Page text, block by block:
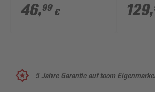
mm Stahl 105 x 105 x
35 cm
46,99 € 129,
5 Jahre Garantie auf toom